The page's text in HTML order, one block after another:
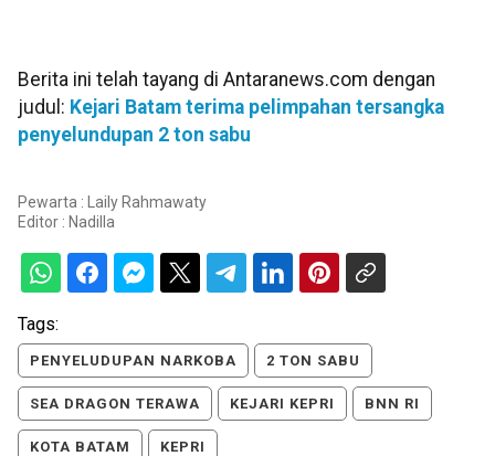
Berita ini telah tayang di Antaranews.com dengan
judul: Kejari Batam terima pelimpahan tersangka
penyelundupan 2 ton sabu
Pewarta : Laily Rahmawaty
Editor : Nadilla
Tags:
PENYELUDUPAN NARKOBA 2 TON SABU
SEA DRAGON TERAWA KEJARI KEPRI BNN RI
KOTA BATAM KEPRI